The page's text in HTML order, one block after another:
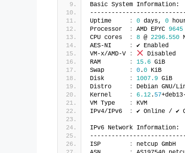
Basic System Information:
Uptime
: 0 days, 0
Processor
: AMD EPYC 9645
CPU cores
: 8 @ 2296.550
AES-NI
:
✔ Enabled
VM-x/AMD-V
:
Disabled
RAM
: 15.6 GiB
Swap
: 0.0 KiB
Disk
: 1007.9 GiB
Distro
: Debian GNU/
Kernel
: 6.12. 57
VM Type
:
KVM
IPv4/IPv6
: ✔ Online / ✔
IPv6 Network Information:
ISP
:
netcup GmbH